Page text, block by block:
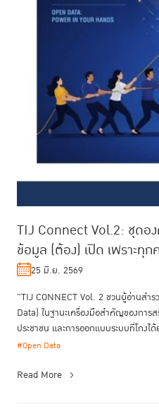
TIJ Connect Vol.2: ชุดอ
ข้อมูล (ต้อง) เปิด เพราะทุ
โกงยาก
25 มิ.ย. 2569
"TIJ CONNECT Vol. 2 ชวนผู้อ่านสำ
Data) ในฐานะเครื่องมือสำคัญของการ
ประชาชน และการออกแบบระบบที่โกง
มูลเป...
#Open Data
Read More